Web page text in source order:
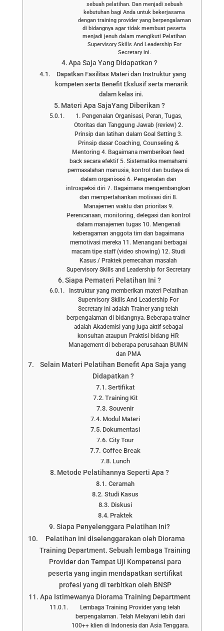
sebuah pelatihan. Dan menjadi sebuah
kebutuhan bagi Anda untuk bekerjasama
dengan training provider yang berpengalaman
di bidangnya agar tidak membuat peserta
menjadi jenuh dalam mengikuti Pelatihan
Supervisory Skills And Leadership For
Secretary ini.
Apa Saja Yang Didapatkan ?
Dapatkan Fasilitas Materi dan Instruktur yang
kompeten serta Benefit Ekslusif serta menarik
dalam kelas ini.
Materi Apa SajaYang Diberikan ?
1. Pengenalan Organisasi, Peran, Tugas,
Otoritas dan Tanggung Jawab (review) 2.
Prinsip dan latihan dalam Goal Setting 3.
Prinsip dasar Coaching, Counseling &
Mentoring 4. Bagaimana memberikan feed
back secara efektif 5. Sistematika memahami
permasalahan manusia, kontrol dan budaya di
dalam organisasi 6. Pengenalan dan
introspeksi diri 7. Bagaimana mengembangkan
dan mempertahankan motivasi diri 8.
Manajemen waktu dan prioritas 9.
Perencanaan, monitoring, delegasi dan kontrol
dalam manajemen tugas 10. Mengenali
keberagaman anggota tim dan bagaimana
memotivasi mereka 11. Menangani berbagai
macam tipe staff (video showing) 12. Studi
Kasus / Praktek pemecahan masalah
Supervisory Skills and Leadership for Secretary
Siapa Pemateri Pelatihan Ini ?
Instruktur yang memberikan materi Pelatihan
Supervisory Skills And Leadership For
Secretary ini adalah Trainer yang telah
berpengalaman di bidangnya. Beberapa trainer
adalah Akademisi yang juga aktif sebagai
konsultan ataupun Praktisi bidang HR
Management di beberapa perusahaan BUMN
dan PMA
Selain Materi Pelatihan Benefit Apa Saja yang
Didapatkan ?
Sertifikat
Training Kit
Souvenir
Modul Materi
Dokumentasi
City Tour
Coffee Break
Lunch
Metode Pelatihannya Seperti Apa ?
Ceramah
Studi Kasus
Diskusi
Praktek
Siapa Penyelenggara Pelatihan Ini?
Pelatihan ini diselenggarakan oleh Diorama
Training Department. Sebuah lembaga Training
Provider dan Tempat Uji Kompetensi para
peserta yang ingin mendapatkan sertifikat
profesi yang di terbitkan oleh BNSP
Apa Istimewanya Diorama Training Department
Lembaga Training Provider yang telah
berpengalaman. Telah Melayani lebih dari
100++ klien di Indonesia dan Asia Tenggara.